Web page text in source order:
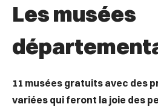
Les musées
11 musées gratuits avec des
variées qui feront la joie des